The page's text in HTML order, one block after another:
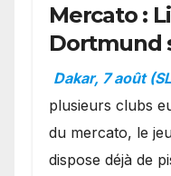
Mercato :
Dortmund
en favoris
Ibrahim
Dakar, 7 août
plusieurs clubs
du mercato, le
dispose déjà de